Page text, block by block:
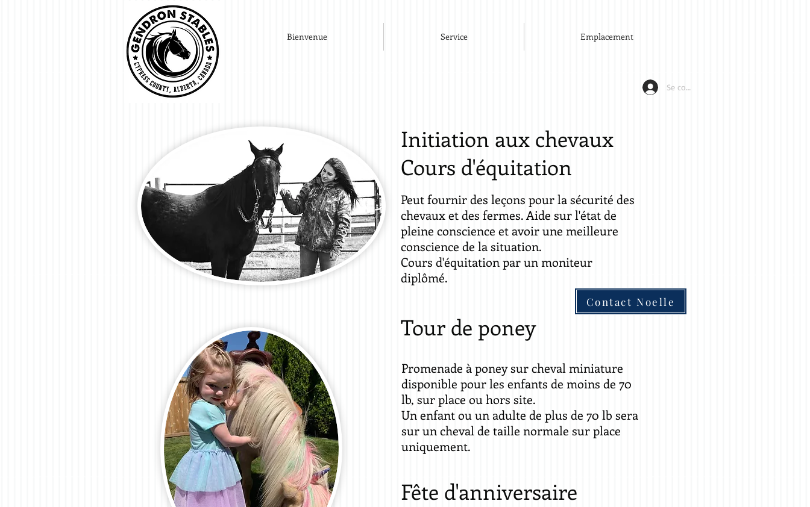
Bienvenue Service Emplacement
Se connecter
Initiation aux chevaux
Cours d'équitation
Peut fournir des leçons pour la sécurité des
chevaux et des fermes. Aide sur l'état de
pleine conscience et avoir une meilleure
conscience de la situation.
Cours d'équitation par un moniteur
diplômé.
Tour de poney
Contact Noelle
Promenade à poney sur cheval miniature
disponible pour les enfants de moins de 70
lb, sur place ou hors site.
Un enfant ou un adulte de plus de 70 lb sera
sur un cheval de taille normale sur place
uniquement.
Fête d'anniversaire